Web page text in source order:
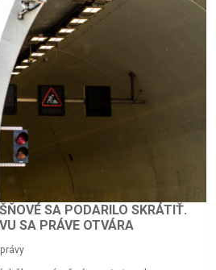
SA PODARILO SKRÁTIŤ.
SA PRÁVE OTVÁRA